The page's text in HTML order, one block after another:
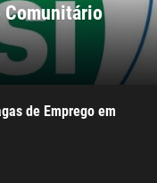
Comunitário
de Emprego em